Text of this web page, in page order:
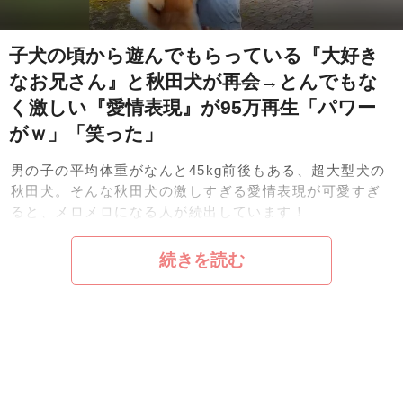
子犬の頃から遊んでもらっている『大好き
なお兄さん』と秋田犬が再会→とんでもな
く激しい『愛情表現』が95万再生「パワー
がｗ」「笑った」
男の子の平均体重がなんと45kg前後もある、超大型犬の
秋田犬。そんな秋田犬の激しすぎる愛情表現が可愛すぎ
ると、メロメロになる人が続出しています！
続きを読む